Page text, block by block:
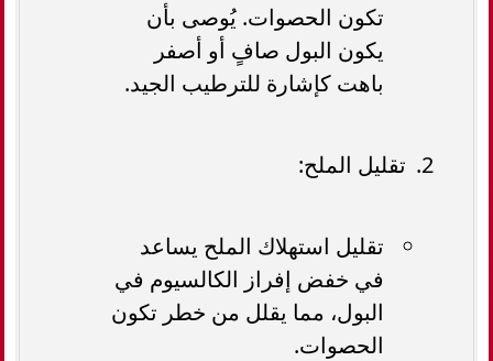
تكون الحصوات. يُوصى بأن
يكون البول صافٍ أو أصفر
باهت كإشارة للترطيب الجيد.
تقليل الملح:
تقليل استهلاك الملح يساعد
في خفض إفراز الكالسيوم في
البول، مما يقلل من خطر تكون
الحصوات.